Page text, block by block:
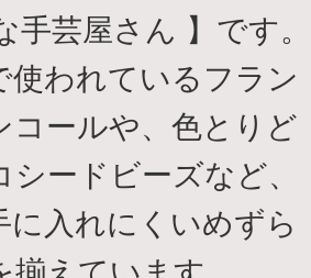
手芸屋さん 】です。
使われているフラン
コールや、色とりど
シードビーズなど、
に入れにくいめずら